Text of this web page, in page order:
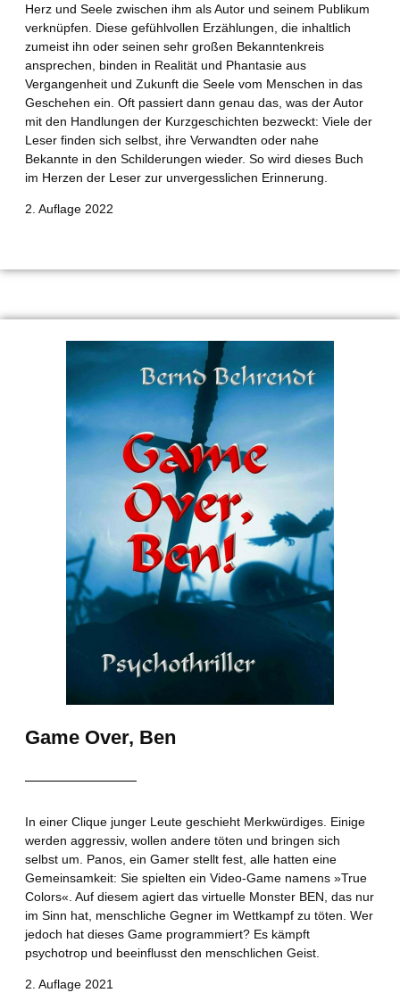
Herz und Seele zwischen ihm als Autor und seinem Publikum
verknüpfen. Diese gefühlvollen Erzählungen, die inhaltlich
zumeist ihn oder seinen sehr großen Bekanntenkreis
ansprechen, binden in Realität und Phantasie aus
Vergangenheit und Zukunft die Seele vom Menschen in das
Geschehen ein. Oft passiert dann genau das, was der Autor
mit den Handlungen der Kurzgeschichten bezweckt: Viele der
Leser finden sich selbst, ihre Verwandten oder nahe
Bekannte in den Schilderungen wieder. So wird dieses Buch
im Herzen der Leser zur unvergesslichen Erinnerung.
2. Auflage 2022
Game Over, Ben
In einer Clique junger Leute geschieht Merkwürdiges. Einige
werden aggressiv, wollen andere töten und bringen sich
selbst um. Panos, ein Gamer stellt fest, alle hatten eine
Gemeinsamkeit: Sie spielten ein Video-Game namens »True
Colors«. Auf diesem agiert das virtuelle Monster BEN, das nur
im Sinn hat, menschliche Gegner im Wettkampf zu töten. Wer
jedoch hat dieses Game programmiert? Es kämpft
psychotrop und beeinflusst den menschlichen Geist.
2. Auflage 2021